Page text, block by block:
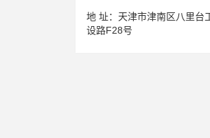
地 址： 天津市津南区八里台
设路F28号